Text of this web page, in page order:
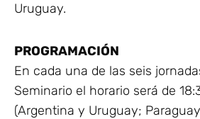
Uruguay.
PROGRAMACIÓN
En cada una de las seis
Seminario el horario será de
(Argentina y Uruguay;